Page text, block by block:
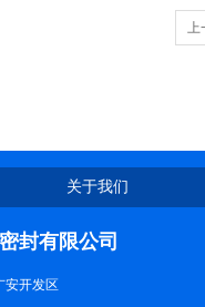
上
关于我们
封有限公司
安开发区